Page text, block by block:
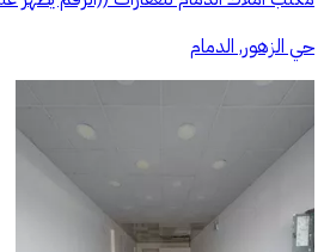
حي الزهور, الدمام